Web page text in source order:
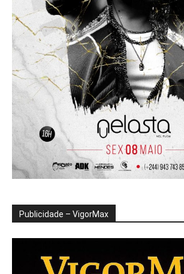
Publicidade – VigorMax